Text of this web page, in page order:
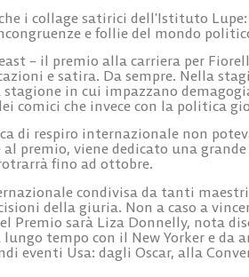
i collage satirici dell’Istituto
e follie del mondo
– il premio alla carriera per
e satira. Da sempre. Nella
in cui impazzano
comici che invece con la politica
di respiro internazionale non
premio, viene dedicato una
fino ad ottobre.
condivisa da tanti
della giuria. Non a caso a
Premio sarà Liza Donnelly, nota
tempo con il New Yorker e da
eventi Usa: dagli Oscar, alla